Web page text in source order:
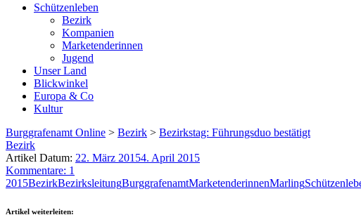
Schützenleben
Bezirk
Kompanien
Marketenderinnen
Jugend
Unser Land
Blickwinkel
Europa & Co
Kultur
Burggrafenamt Online > Bezirk > Bezirkstag: Führungsduo bestätigt
Bezirk
Artikel Datum: 22. März 20154. April 2015
Kommentare: 1
2015BezirkBezirksleitungBurggrafenamtMarketenderinnenMarling
Artikel weiterleiten: